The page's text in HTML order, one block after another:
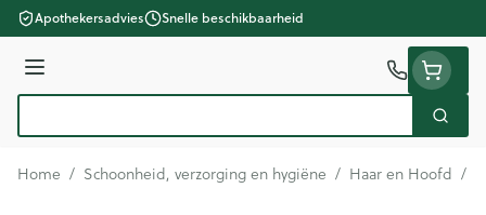
Ga naar de inhoud
Apothekersadvies Snelle beschikbaarheid
Menu
Zoek
Home / Schoonheid, verzorging en hygiëne / Haar en Hoofd /